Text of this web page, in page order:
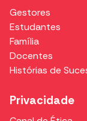
Gestores
Estudantes
Família
Docentes
Histórias de
Privacidade